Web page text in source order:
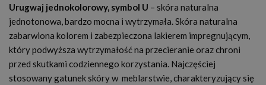
Urugwaj jednokolorowy, symbol U – skóra naturalna
jednotonowa, bardzo mocna i wytrzymała. Skóra naturalna
zabarwiona kolorem i zabezpieczona lakierem impregnującym,
który podwyższa wytrzymałość na przecieranie oraz chroni
przed skutkami codziennego korzystania. Najczęściej
stosowany gatunek skóry w meblarstwie, charakteryzujący się